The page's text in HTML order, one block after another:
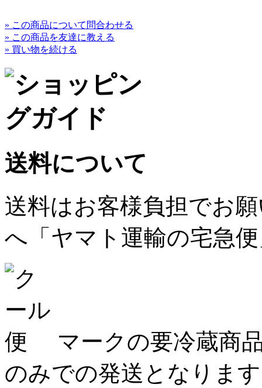
» この商品について問合わせる
» この商品を友達に教える
» 買い物を続ける
送料について
送料はお客様負担でお
へ「ヤマト運輸の宅急
マークの要冷蔵商
のみでの発送となりま